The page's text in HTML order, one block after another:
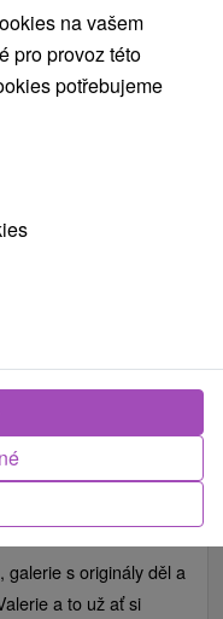
+421 2 21 02 57 57
/noc/osoba
Lomnice: 5
Lomnica
Polopenze
galerie s originály děl a
a to už ať si
na vašem
pro provoz této
potřebujeme